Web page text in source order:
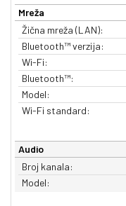
Mreža
Žična mreža (LAN):
Bluetooth™ verzija:
Wi-Fi:
Bluetooth™:
Model:
Wi-Fi standard:
Audio
Broj kanala:
Model: